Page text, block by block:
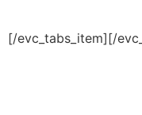
[/evc_tabs_item][/